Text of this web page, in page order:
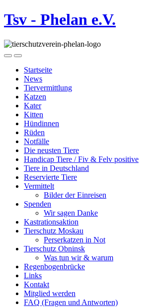
Tsv - Phelan e.V.
Startseite
News
Tiervermittlung
Katzen
Kater
Kitten
Hündinnen
Rüden
Notfälle
Die neusten Tiere
Handicap Tiere / Fiv & Felv positive
Tiere in Deutschland
Reservierte Tiere
Vermittelt
Bilder der Einreisen
Spenden
Wir sagen Danke
Kastrationsaktion
Tierschutz Moskau
Perserkatzen in Not
Tierschutz Obninsk
Was tun wir & warum
Regenbogenbrücke
Links
Kontakt
Mitglied werden
FAQ (Fragen und Antworten)